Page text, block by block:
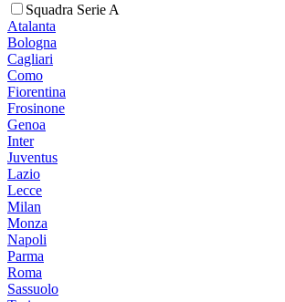
Squadra Serie A
Atalanta
Bologna
Cagliari
Como
Fiorentina
Frosinone
Genoa
Inter
Juventus
Lazio
Lecce
Milan
Monza
Napoli
Parma
Roma
Sassuolo